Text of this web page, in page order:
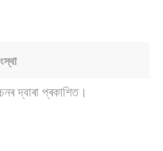
দ্বাৰা প্ৰকাশিত।